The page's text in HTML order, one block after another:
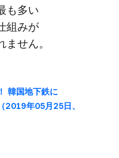
も​多い​
組みが​
せん。
韓国地下鉄に​
2019年05月25日、​